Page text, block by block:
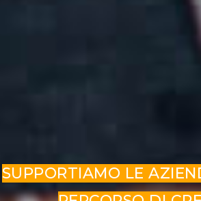
SUPPORTIAMO LE